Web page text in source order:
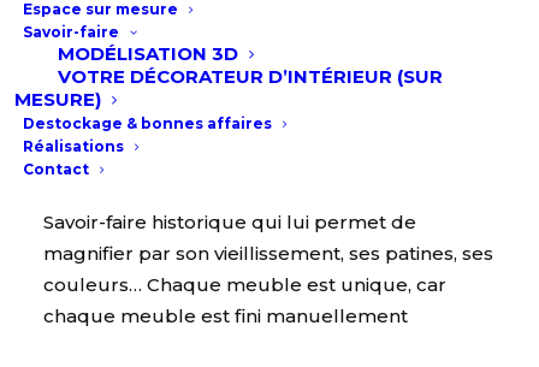
Espace sur mesure
Savoir-faire
MODÉLISATION 3D
VOTRE DÉCORATEUR D’INTÉRIEUR (SUR
MESURE)
Destockage & bonnes affaires
Réalisations
Contact
usines de production. Dotés des meilleurs
outils, le processus de fabrication permet
d’aboutir à un meuble de haute qualité...
LA FINITION
Savoir-faire historique qui lui permet de
magnifier par son vieillissement, ses patines, ses
couleurs… Chaque meuble est unique, car
chaque meuble est fini manuellement